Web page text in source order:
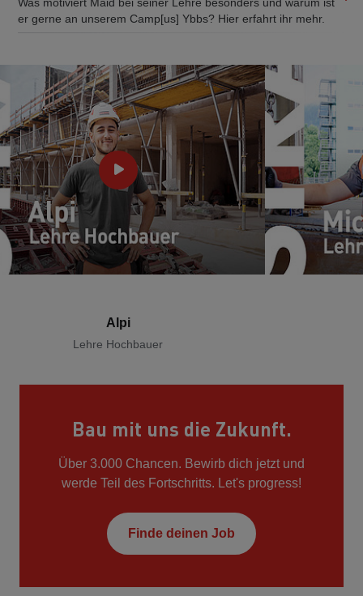
Was motiviert Maid bei seiner Lehre besonders und warum ist
er gerne an unserem Camp[us] Ybbs? Hier erfahrt ihr mehr.
Alpi
Lehre Hochbauer
Bau mit uns die Zukunft.
Über 3.000 Chancen. Bewirb dich jetzt und
werde Teil des Fortschritts. Let's progress!
Finde deinen Job